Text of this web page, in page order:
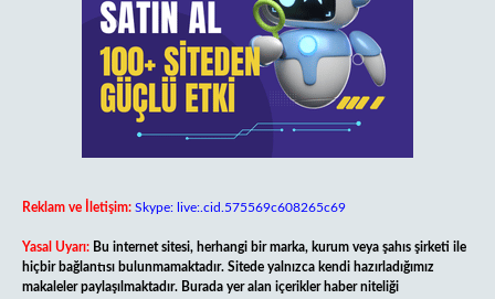
Reklam ve İletişim: Skype: live:.cid.575569c608265c69
Yasal Uyarı: Bu internet sitesi, herhangi bir marka, kurum veya şahıs şirketi ile
hiçbir bağlantısı bulunmamaktadır. Sitede yalnızca kendi hazırladığımız
makaleler paylaşılmaktadır. Burada yer alan içerikler haber niteliği